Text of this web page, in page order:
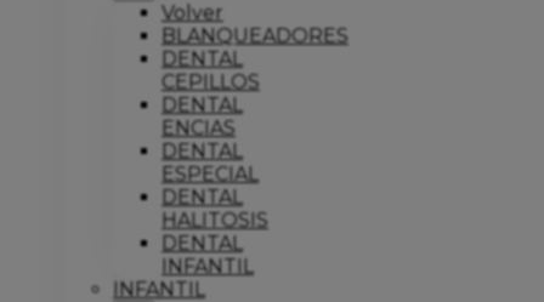
Volver
BLANQUEADORES
DENTAL
CEPILLOS
DENTAL
ENCIAS
DENTAL
ESPECIAL
DENTAL
HALITOSIS
DENTAL
INFANTIL
INFANTIL